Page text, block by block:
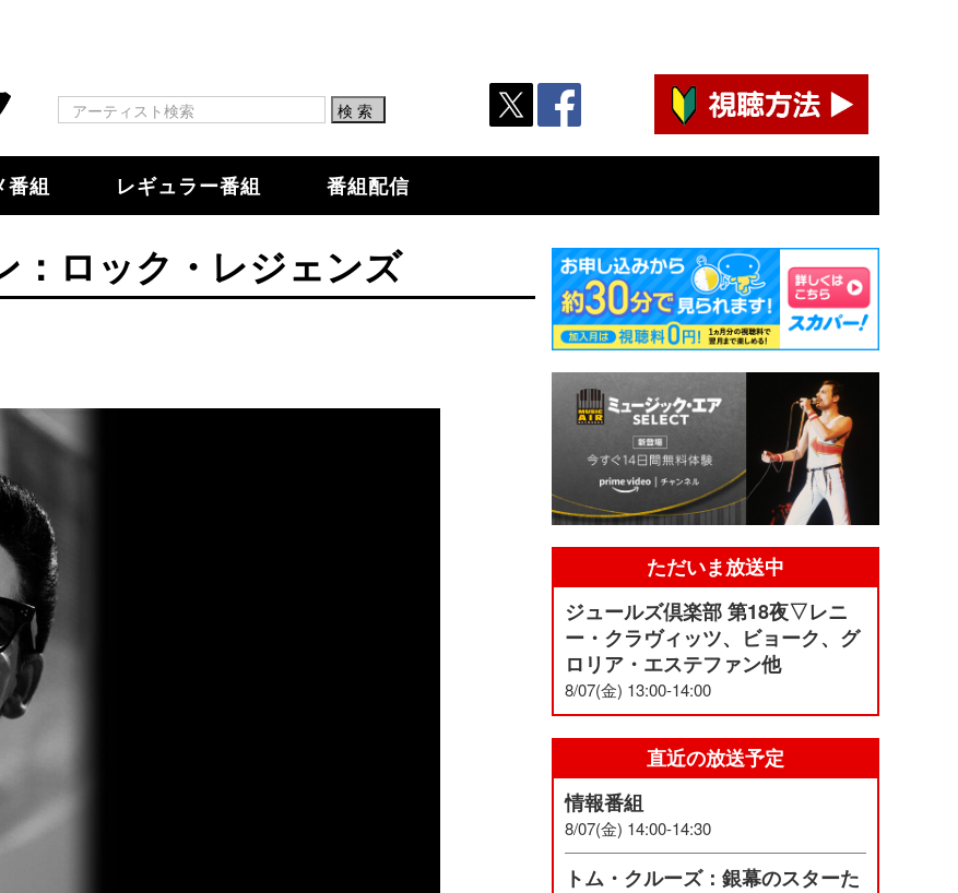
番組 レギュラー番組 番組配信
：ロック・レジェンズ
ただいま放送中
ジュールズ倶楽部 第18夜▽レニ
ー・クラヴィッツ、ビョーク、グ
ロリア・エステファン他
8/07(金) 13:00-14:00
直近の放送予定
情報番組
8/07(金) 14:00-14:30
トム・クルーズ：銀幕のスターた